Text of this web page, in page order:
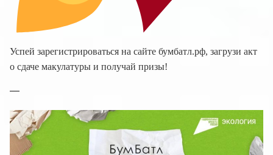
Успей зарегистрироваться на сайте бумбатл.рф, загрузи акт
о сдаче макулатуры и получай призы!
—